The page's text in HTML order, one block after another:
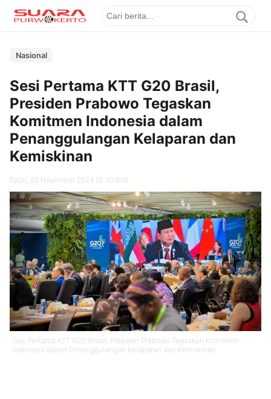
Nasional
Sesi Pertama KTT G20 Brasil,
Presiden Prabowo Tegaskan
Komitmen Indonesia dalam
Penanggulangan Kelaparan dan
Kemiskinan
Rabu, 20 November 2024 10.30 WIB
Sesi Pertama KTT G20 Brasil, Presiden Prabowo Tegaskan Komitmen
Indonesia dalam Penanggulangan Kelaparan dan Kemiskinan